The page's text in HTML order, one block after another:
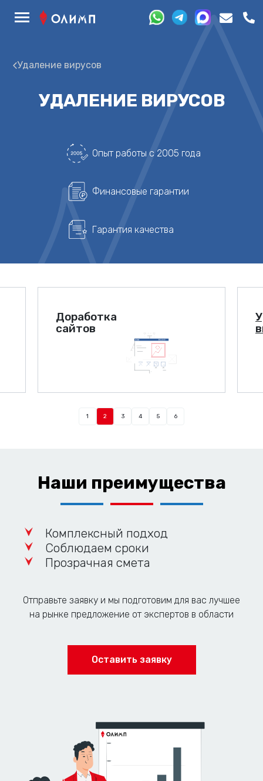
Удаление вирусов
УДАЛЕНИЕ ВИРУСОВ
Опыт работы с 2005 года
Финансовые гарантии
Гарантия качества
Доработка
сайтов
1 2 3 4 5 6
Наши преимущества
Комплексный подход
Соблюдаем сроки
Прозрачная смета
Отправьте заявку и мы подготовим для вас лучшее
на рынке предложение от экспертов в области
Оставить заявку